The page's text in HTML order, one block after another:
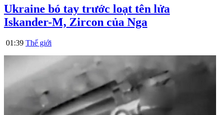
Ukraine bó tay trước loạt tên lửa
Iskander-M, Zircon của Nga
01:39 Thế giới